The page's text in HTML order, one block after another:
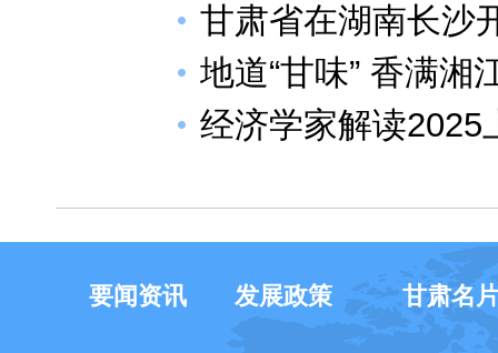
甘肃省在湖南长沙
地道“甘味” 香满湘
经济学家解读2025
要闻资讯 发展政策 甘肃名